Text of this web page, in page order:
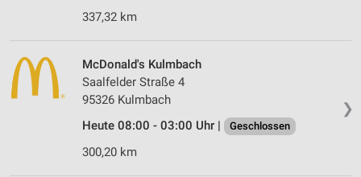
337,32 km
❯
McDonald's Kulmbach
Saalfelder Straße 4
95326 Kulmbach
Heute 08:00 - 03:00 Uhr |
Geschlossen
300,20 km